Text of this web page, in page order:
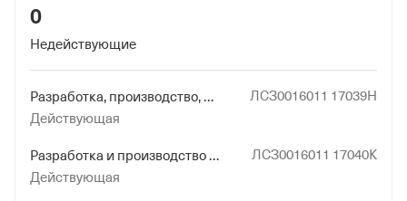
0
Недействующие
Разработка, производство, распространение шифровальных (криптографических) средств, информационных систем и телекоммуникационных систем, защищенных с использованием шифровальных (криптографических) средств, выполнение работ, оказание услуг в области шифрования информации, техническое обслуживание шифровальных (криптографических) средств, информационных систем и телекоммуникационных систем, защищенных с использованием шифровальных (криптографических) средств (за исключением случая, если техническое обслуживание шифровальных (криптографических) средств, информационных систем и телекоммуникационных систем, защищенных с использованием шифровальных (криптографических) средств, осуществляется для обеспечения собственных нужд юридического лица или индивидуального предпринимателя)
ЛСЗ0016011 17039Н
Действующая
Разработка и производство средств защиты конфиденциальной информации
ЛСЗ0016011 17040К
Действующая